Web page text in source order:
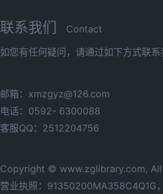
联系我们
Contact
如您有任何疑问，请通过如下方式联系
邮箱：xmzgyz@126.com
电话：0592- 6300088
客服QQ：2512204756
Copyright © www.zglibrary.com, All
营业执照：91350200MA358C4Q1G，